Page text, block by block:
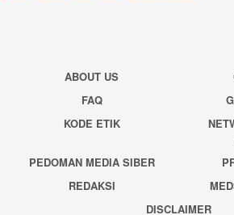
ABOUT US
FAQ
KODE ETIK
PEDOMAN MEDIA SIBER
REDAKSI
DISCLAIMER